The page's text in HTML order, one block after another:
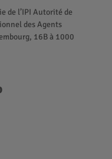
de l’IPI Autorité de
des Agents
16B à 1000